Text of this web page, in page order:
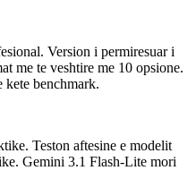
. Version i permiresuar i
me te veshtire me 10 opsione.
benchmark.
. Teston aftesine e modelit
Gemini 3.1 Flash-Lite mori